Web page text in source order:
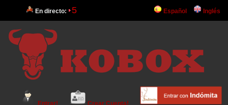
En directo: 5 Español Inglés
Entrar! Crear Cuenta!